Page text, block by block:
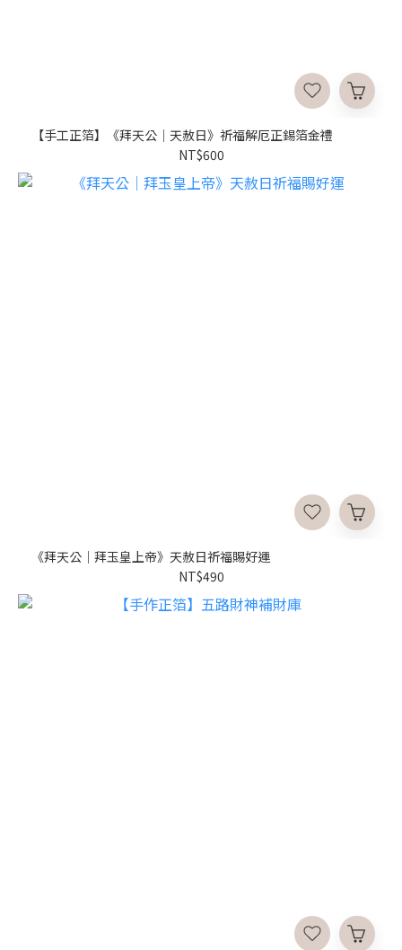
【手工正箔】《拜天公｜天赦日》祈福解厄正錫箔金禮
NT$600
《拜天公｜拜玉皇上帝》天赦日祈福賜好運
NT$490